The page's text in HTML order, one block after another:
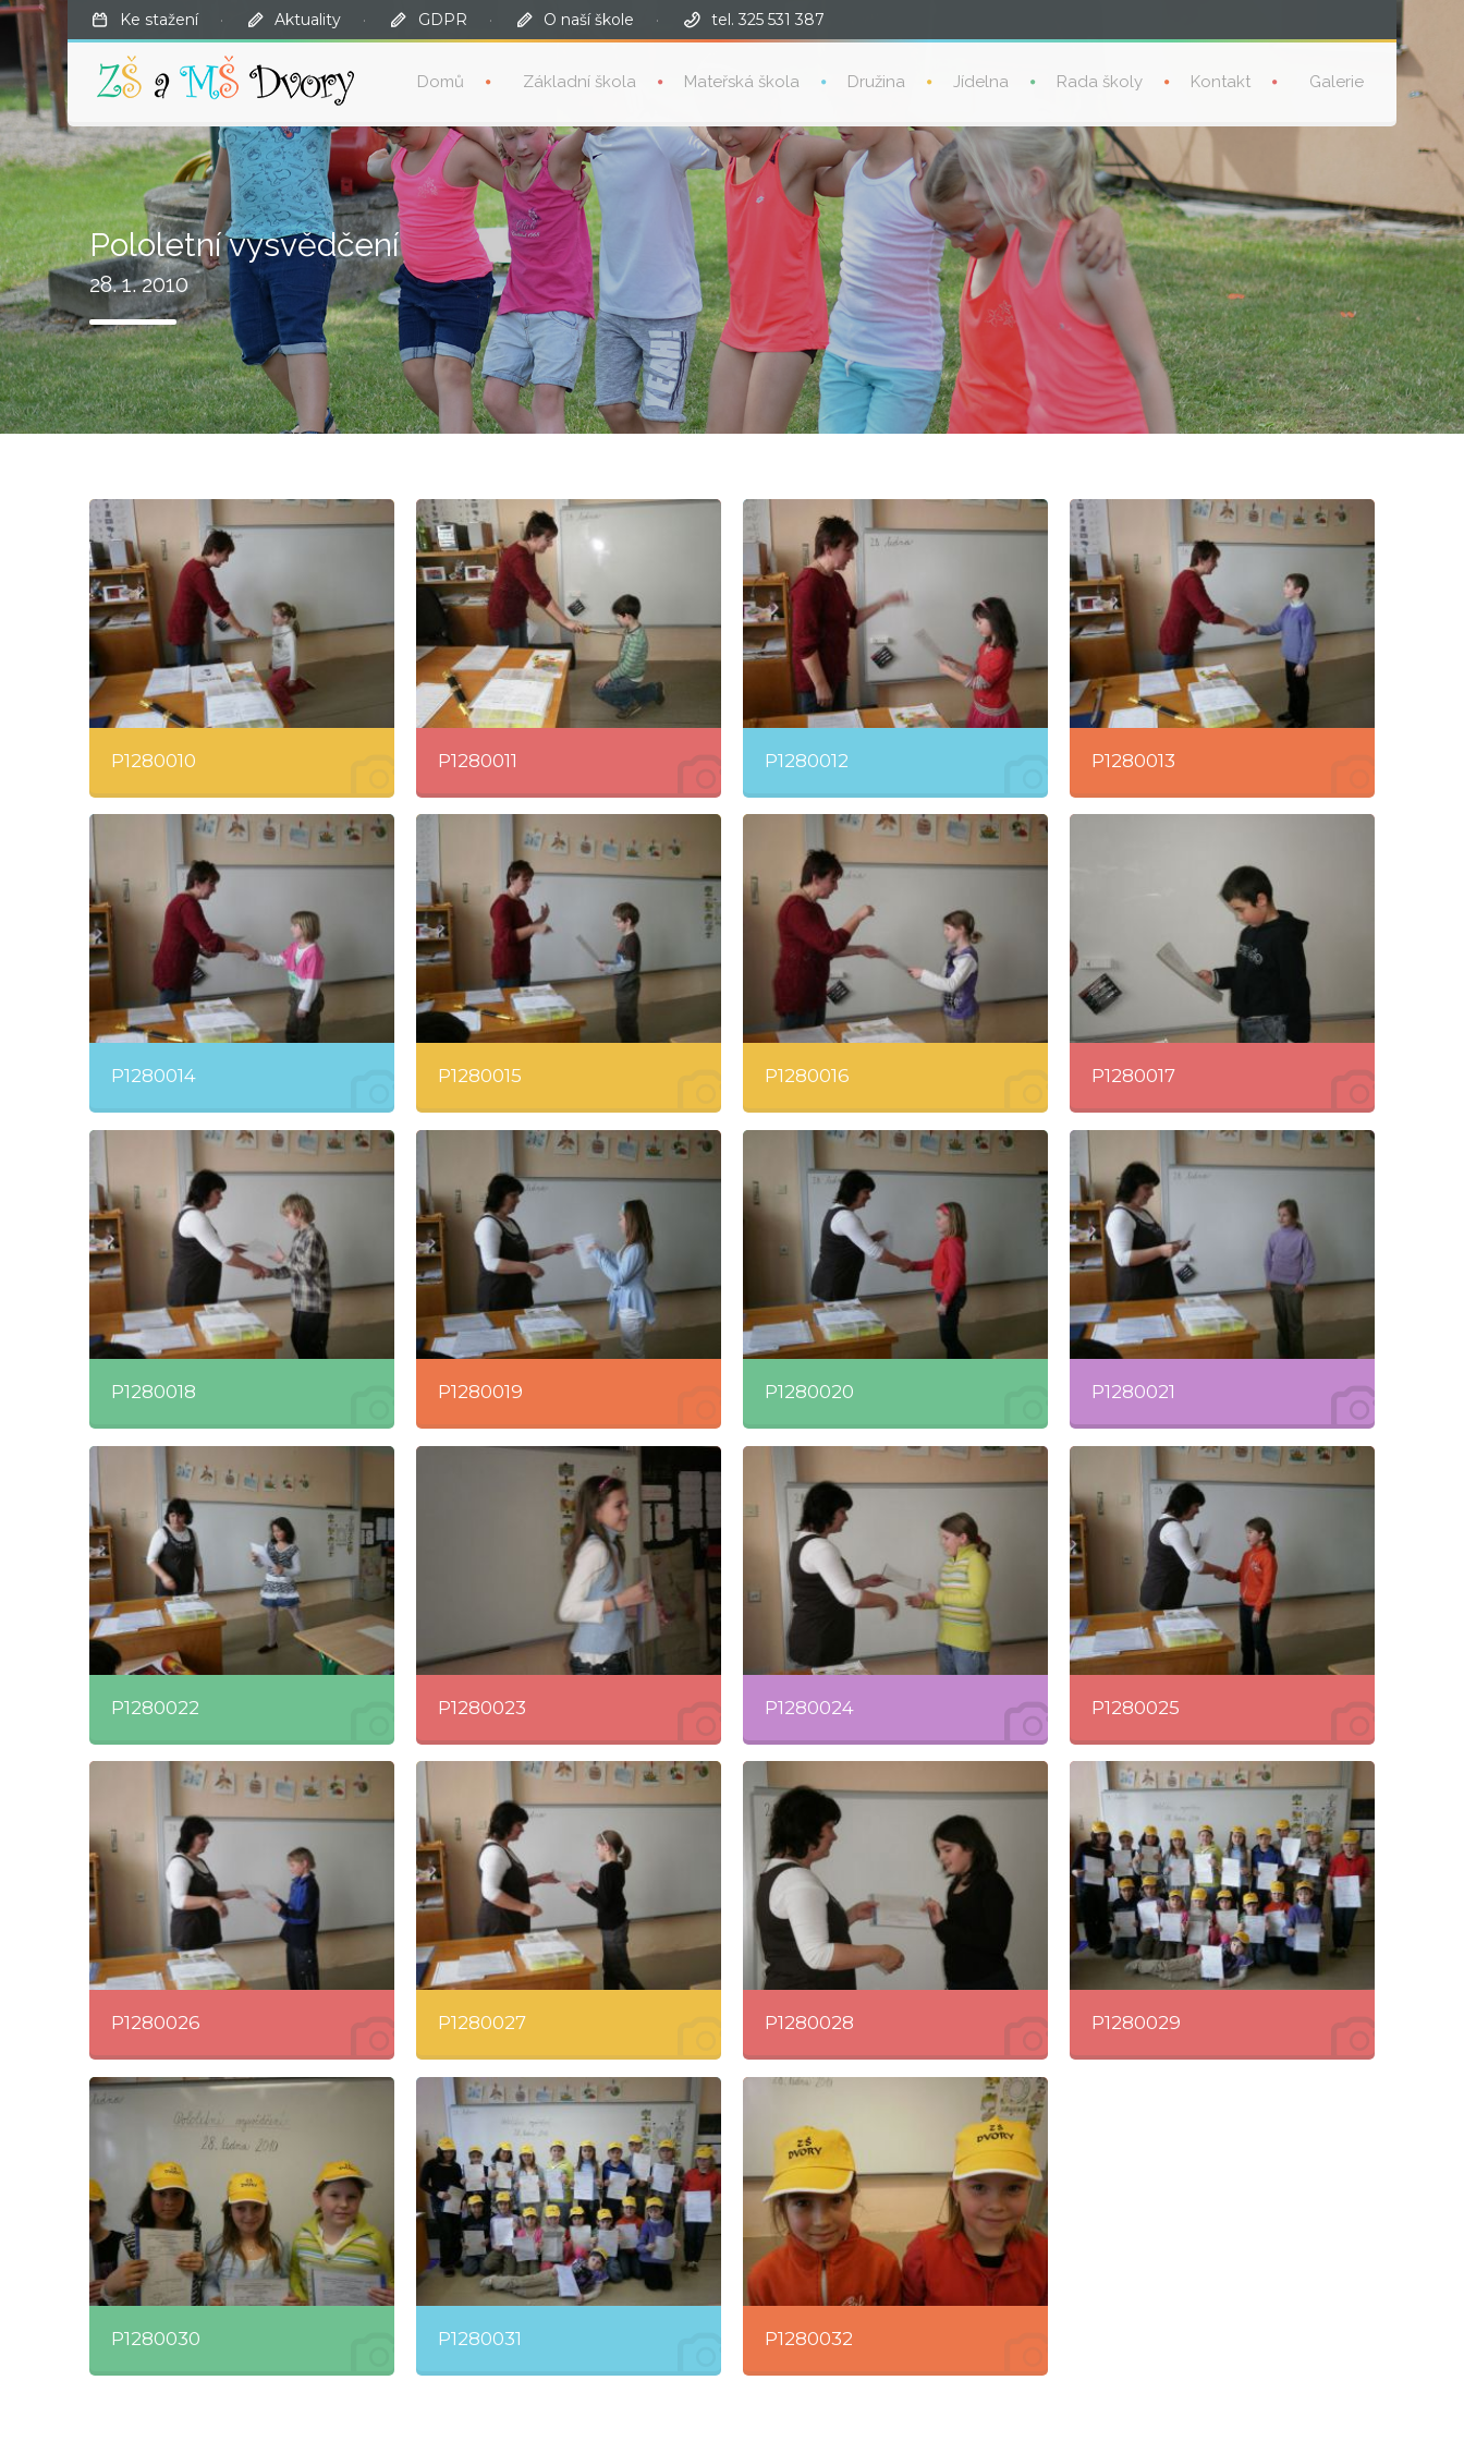
Ke stažení · Aktuality · GDPR · O naší škole · tel. 325 531 387
Domů Základní škola Mateřská škola Družina Jídelna Rada školy Kontakt Galerie
Pololetní vysvědčení
28. 1. 2010
P1280010 P1280011 P1280012 P1280013
P1280014 P1280015 P1280016 P1280017
P1280018 P1280019 P1280020 P1280021
P1280022 P1280023 P1280024 P1280025
P1280026 P1280027 P1280028 P1280029
P1280030 P1280031 P1280032